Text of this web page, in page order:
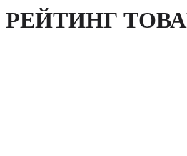
РЕЙТИНГ